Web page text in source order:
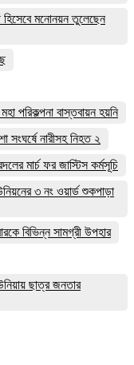
হিসেবে মনোনয়ন তুলেছেন
পরিকল্পনা বাস্তবায়ন হয়নি
সংঘর্ষে নারীসহ নিহত ২
মার্চ ফর জাস্টিস কর্মসূচি
৩ নং ওয়ার্ড শুকপাড়া
বিভিন্ন সামগ্রী উপহার
ছাত্র জনতার